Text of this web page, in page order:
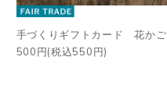
手づくりギフトカード 花かご
500円(税込550円)